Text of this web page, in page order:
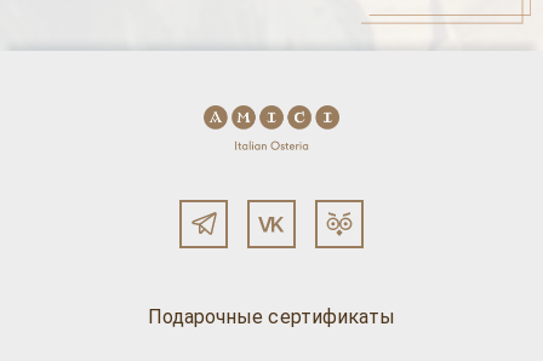
Подарочные сертификаты